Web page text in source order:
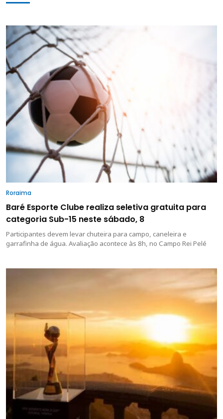
Roraima
Baré Esporte Clube realiza seletiva gratuita para
categoria Sub-15 neste sábado, 8
Participantes devem levar chuteira para campo, caneleira e
garrafinha de água. Avaliação acontece às 8h, no Campo Rei Pelé